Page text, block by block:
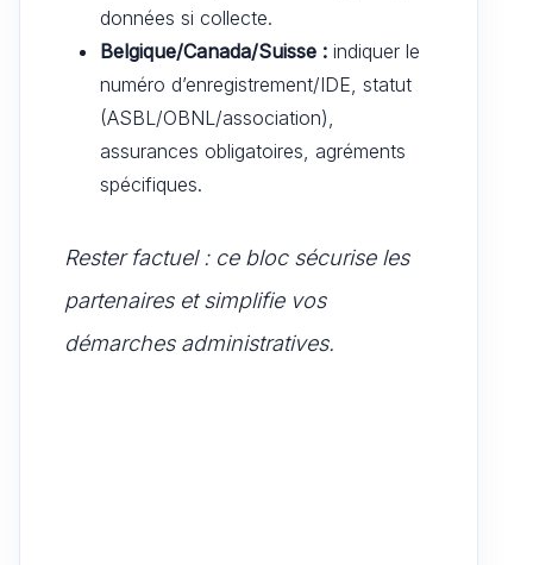
données si collecte.
Belgique/Canada/Suisse : indiquer le
numéro d’enregistrement/IDE, statut
(ASBL/OBNL/association),
assurances obligatoires, agréments
spécifiques.
Rester factuel : ce bloc sécurise les
partenaires et simplifie vos
démarches administratives.